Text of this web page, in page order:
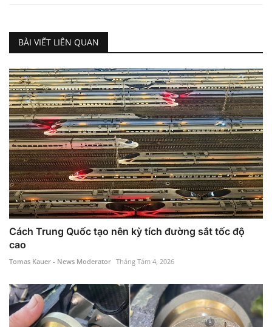
BÀI VIẾT LIÊN QUAN
Cách Trung Quốc tạo nên kỳ tích đường sắt tốc độ
cao
Tomas Kauer - News Moderator Tháng Tám 4, 2026